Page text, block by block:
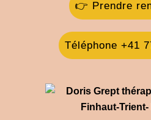
👉 Prendre
Téléphone +41